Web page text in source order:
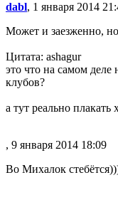
dabl, 1 января 2014
Может и заезженно,
Цитата: ashagur
это что на самом деле
клубов?
а тут реально плакать
, 9 января 2014 18:09
Во Михалок